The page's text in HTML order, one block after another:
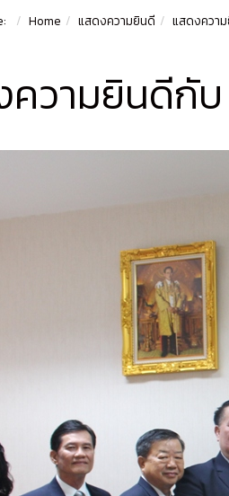
Home แสดงความยินดี แสดงควา
ความยินดีกั